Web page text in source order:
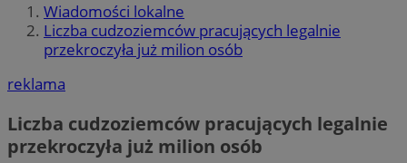
Wiadomości lokalne
Liczba cudzoziemców pracujących legalnie
przekroczyła już milion osób
reklama
Liczba cudzoziemców pracujących legalnie
przekroczyła już milion osób